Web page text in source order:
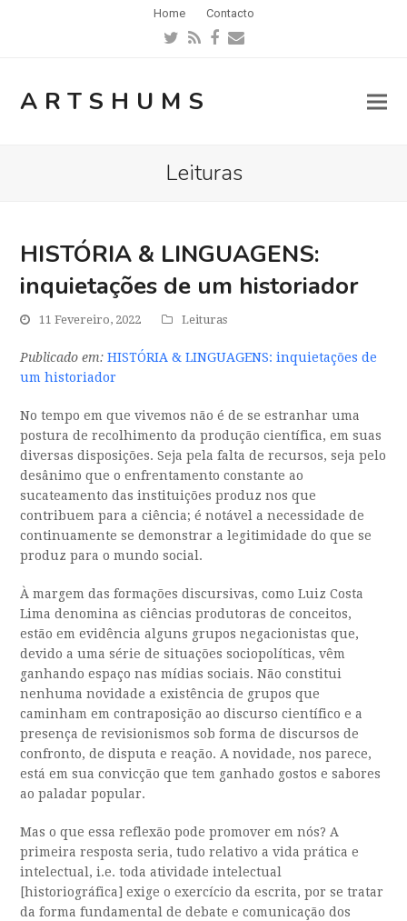
Home Contacto
Twitter
RSSFacebook
Email
ARTSHUMS
Leituras
HISTÓRIA & LINGUAGENS:
inquietações de um historiador
11 Fevereiro, 2022 Leituras
Publicado em: HISTÓRIA & LINGUAGENS: inquietações de
um historiador
No tempo em que vivemos não é de se estranhar uma
postura de recolhimento da produção científica, em suas
diversas disposições. Seja pela falta de recursos, seja pelo
desânimo que o enfrentamento constante ao
sucateamento das instituições produz nos que
contribuem para a ciência; é notável a necessidade de
continuamente se demonstrar a legitimidade do que se
produz para o mundo social.
À margem das formações discursivas, como Luiz Costa
Lima denomina as ciências produtoras de conceitos,
estão em evidência alguns grupos negacionistas que,
devido a uma série de situações sociopolíticas, vêm
ganhando espaço nas mídias sociais. Não constitui
nenhuma novidade a existência de grupos que
caminham em contraposição ao discurso científico e a
presença de revisionismos sob forma de discursos de
confronto, de disputa e reação. A novidade, nos parece,
está em sua convicção que tem ganhado gostos e sabores
ao paladar popular.
Mas o que essa reflexão pode promover em nós? A
primeira resposta seria, tudo relativo a vida prática e
intelectual, i.e. toda atividade intelectual
[historiográfica] exige o exercício da escrita, por se tratar
da forma fundamental de debate e comunicação dos